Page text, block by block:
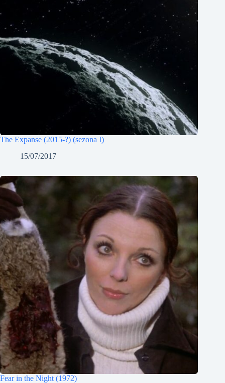
The Expanse (2015-?) (sezona I)
15/07/2017
Fear in the Night (1972)